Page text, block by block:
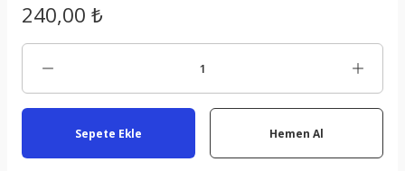
240,00 ₺
Sepete Ekle Hemen Al